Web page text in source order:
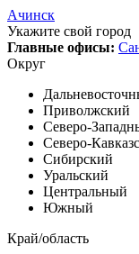
Ачинск
Укажите свой город
Главные офисы:
Округ
Приволжский
Северо-
Северо-
Сибирский
Уральский
Центральный
Южный
Край/область